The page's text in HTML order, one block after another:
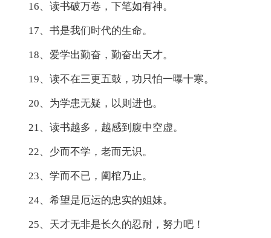
16、读书破万卷，下笔如有神。
17、书是我们时代的生命。
18、爱学出勤奋，勤奋出天才。
19、读不在三更五鼓，功只怕一曝十寒。
20、为学患无疑，以则进也。
21、读书越多，越感到腹中空虚。
22、少而不学，老而无识。
23、学而不已，阖棺乃止。
24、希望是厄运的忠实的姐妹。
25、天才无非是长久的忍耐，努力吧！